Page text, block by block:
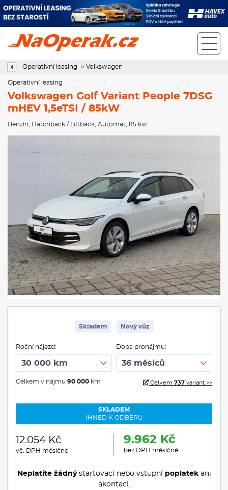
Operativní leasing Volkswagen Golf Variant People 7DSG mHEV
Operativní leasing > Volkswagen
Operativní leasing
Volkswagen Golf Variant People 7DSG
mHEV 1,5eTSI / 85kW
Benzín Hatchback / Liftback Automat , 85 kw
Skladem Nový vůz
Roční nájezd:
Celkem v nájmu 90 000 km
Doba pronájmu:
Celkem 737 variant >>
SKLADEM
IHNED K ODBĚRU
12.054 Kč
vč. DPH měsíčně
9.962 Kč
bez DPH měsíčně
Neplatíte žádnýstartovací nebo vstupní poplatekani
akontaci.